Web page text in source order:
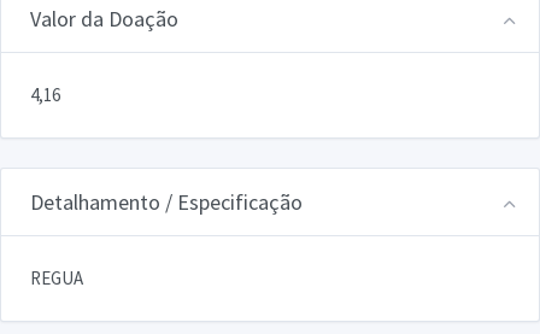
Valor da Doação
4,16
Detalhamento / Especificação
REGUA